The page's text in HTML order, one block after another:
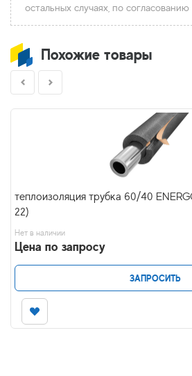
остальных случаях, по
Похожие товары
теплоизоляция трубка 60/40
22)
Нет в наличии
Цена по запросу
ЗАПРОСИТЬ